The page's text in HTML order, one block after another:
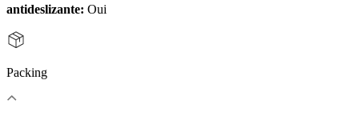
antideslizante: Oui
Packing